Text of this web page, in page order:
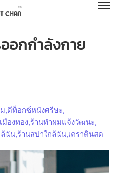
อกกำลังกาย
,ดีท็อกซ์หนังศรีษะ,
มืองทอง,ร้านทำผมแจ้งวัฒนะ,
ฉัน,ร้านสปาใกล้ฉัน,เคราตินสด